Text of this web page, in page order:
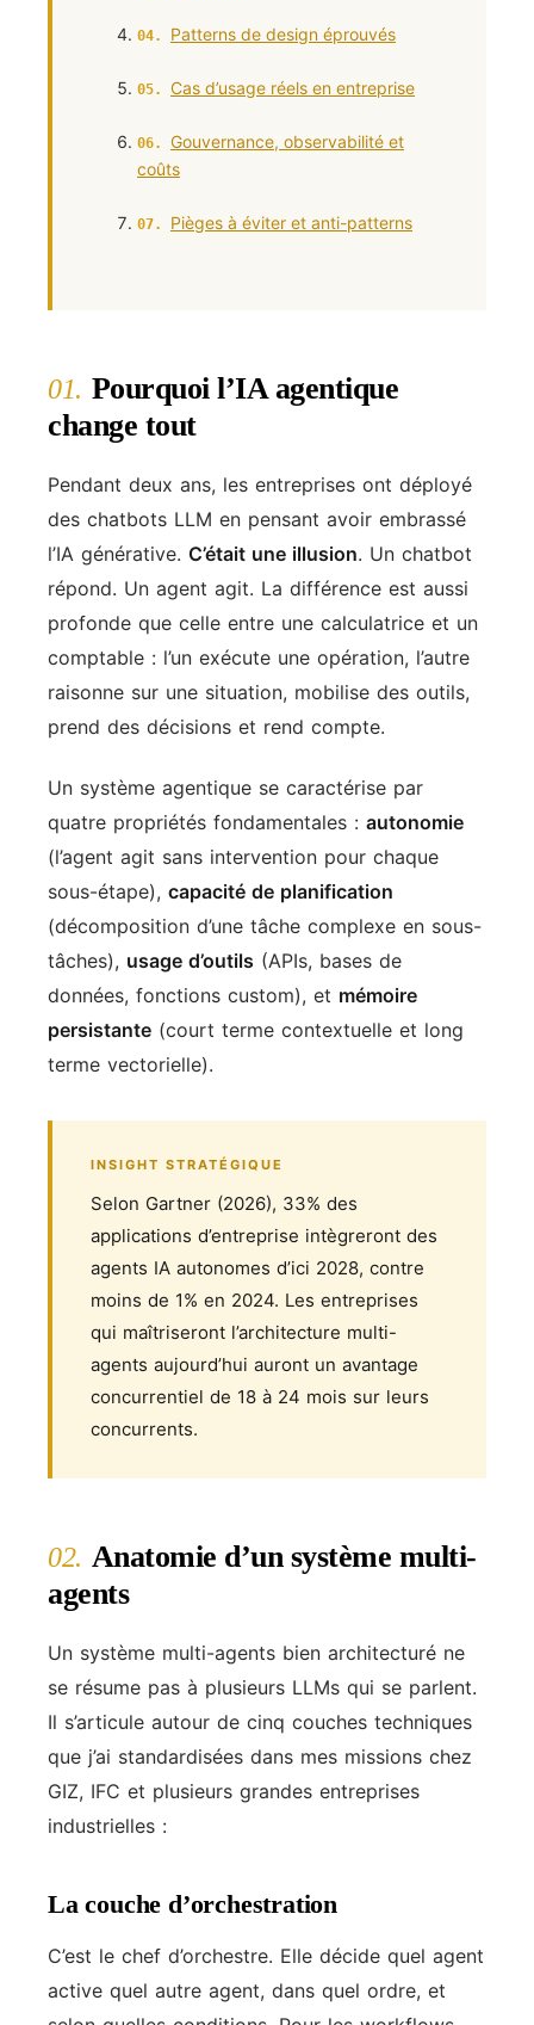
Patterns de design éprouvés
Cas d’usage réels en entreprise
Gouvernance, observabilité et
coûts
Pièges à éviter et anti-patterns
01. Pourquoi l’IA agentique
change tout
Pendant deux ans, les entreprises ont déployé
des chatbots LLM en pensant avoir embrassé
l’IA générative. C’était une illusion. Un chatbot
répond. Un agent agit. La différence est aussi
profonde que celle entre une calculatrice et un
comptable : l’un exécute une opération, l’autre
raisonne sur une situation, mobilise des outils,
prend des décisions et rend compte.
Un système agentique se caractérise par
quatre propriétés fondamentales : autonomie
(l’agent agit sans intervention pour chaque
sous-étape), capacité de planification
(décomposition d’une tâche complexe en sous-
tâches), usage d’outils (APIs, bases de
données, fonctions custom), et mémoire
persistante (court terme contextuelle et long
terme vectorielle).
INSIGHT STRATÉGIQUE
Selon Gartner (2026), 33% des
applications d’entreprise intègreront des
agents IA autonomes d’ici 2028, contre
moins de 1% en 2024. Les entreprises
qui maîtriseront l’architecture multi-
agents aujourd’hui auront un avantage
concurrentiel de 18 à 24 mois sur leurs
concurrents.
02. Anatomie d’un système multi-
agents
Un système multi-agents bien architecturé ne
se résume pas à plusieurs LLMs qui se parlent.
Il s’articule autour de cinq couches techniques
que j’ai standardisées dans mes missions chez
GIZ, IFC et plusieurs grandes entreprises
industrielles :
La couche d’orchestration
C’est le chef d’orchestre. Elle décide quel agent
active quel autre agent, dans quel ordre, et